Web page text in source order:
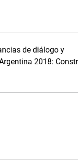
de diálogo y
2018: